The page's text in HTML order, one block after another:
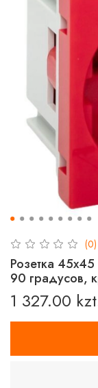
(0)
Розетка
90 градусов,
1 327.00